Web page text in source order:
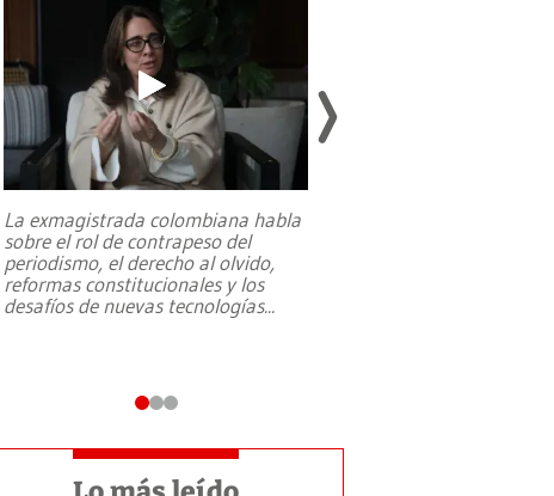
La exmagistrada colombiana habla
sobre el rol de contrapeso del
periodismo, el derecho al olvido,
reformas constitucionales y los
desafíos de nuevas tecnologías...